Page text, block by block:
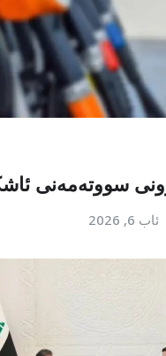
سووتەمەنی
ئاب 6, 2026